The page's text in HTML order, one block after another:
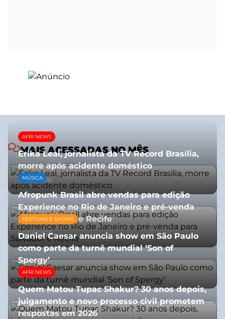
MAIS ACESSADAS NO MÊS
AFRI NEWS
Érika Leal, jornalista da TV Record Brasília,
morre após acidente doméstico
08/07/2026
MÚSICA
Afropunk Brasil abre vendas para edição
Experience no Rio de Janeiro e pré-venda
para Salvador e Recife
03/08/2026
FESTIVAIS E SHOWS
Daniel Caesar anuncia show em São Paulo
como parte da turnê mundial ‘Son of
Spergy’
05/08/2026
AFRI NEWS
Quem Matou Tupac Shakur? 30 anos depois,
julgamento e novo processo civil prometem
respostas em 2026